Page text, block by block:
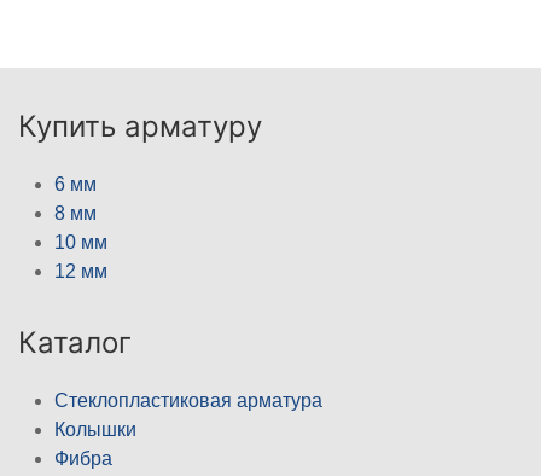
Купить арматуру
6 мм
8 мм
10 мм
12 мм
Каталог
Стеклопластиковая арматура
Колышки
Фибра